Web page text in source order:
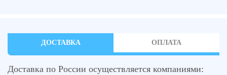
ДОСТАВКА ОПЛАТА
Доставка по России осуществляется компаниями: